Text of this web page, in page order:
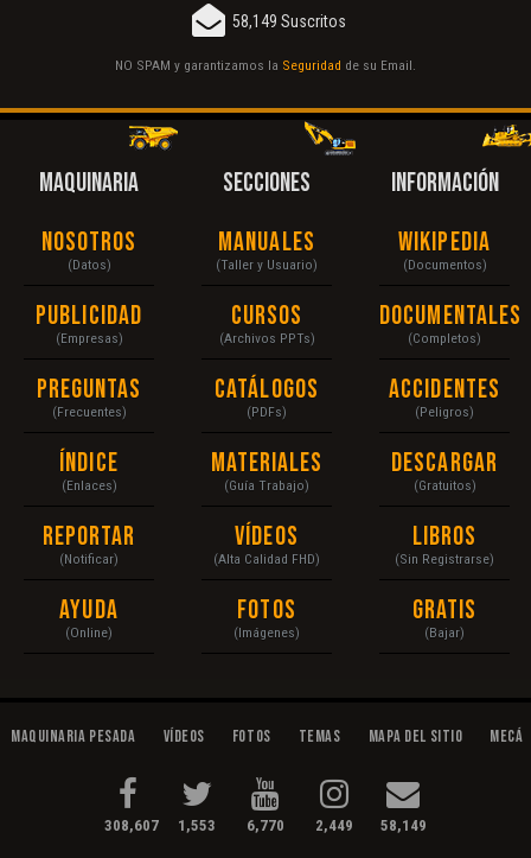
58,149 Suscritos
NO SPAM y garantizamos la Seguridad de su Email.
MAQUINARIA
Nosotros
(Datos)
Publicidad
(Empresas)
Preguntas
(Frecuentes)
Índice
(Enlaces)
Reportar
(Notificar)
Ayuda
(Online)
SECCIONES
Manuales
(Taller y Usuario)
Cursos
(Archivos PPTs)
Catálogos
(PDFs)
Materiales
(Guía Trabajo)
Vídeos
(Alta Calidad FHD)
Fotos
(Imágenes)
INFORMACIÓN
Wikipedia
(Documentos)
Documentales
(Completos)
Accidentes
(Peligros)
Descargar
(Gratuitos)
Libros
(Sin Registrarse)
Gratis
(Bajar)
Maquinaria Pesada Vídeos Fotos Temas Mapa del Sitio
308,607 1,553 6,770 2,449 58,149